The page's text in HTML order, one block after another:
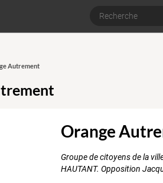
Autrement
Orange
Groupe de citoyens de la
HAUTANT. Opposition